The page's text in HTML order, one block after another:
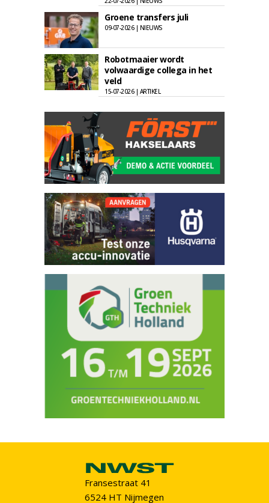
Groene transfers juli
09-07-2026 | NIEUWS
Robotmaaier wordt
volwaardige collega in het
veld
15-07-2026 | ARTIKEL
Fransestraat 41
6524 HT Nijmegen